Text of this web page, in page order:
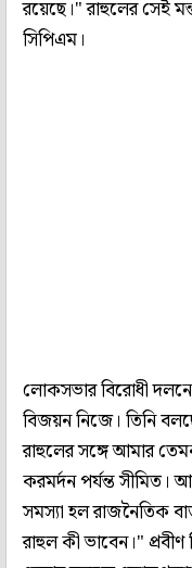
রয়েছে।" রাহুলের সেই
সিপিএম।
লোকসভার বিরোধী
বিজয়ন নিজে। তিনি
রাহুলের সঙ্গে আমার
করমর্দন পর্যন্ত সীমিত।
সমস্যা হল রাজনৈতিক
রাহুল কী ভাবেন।" প্রবীণ